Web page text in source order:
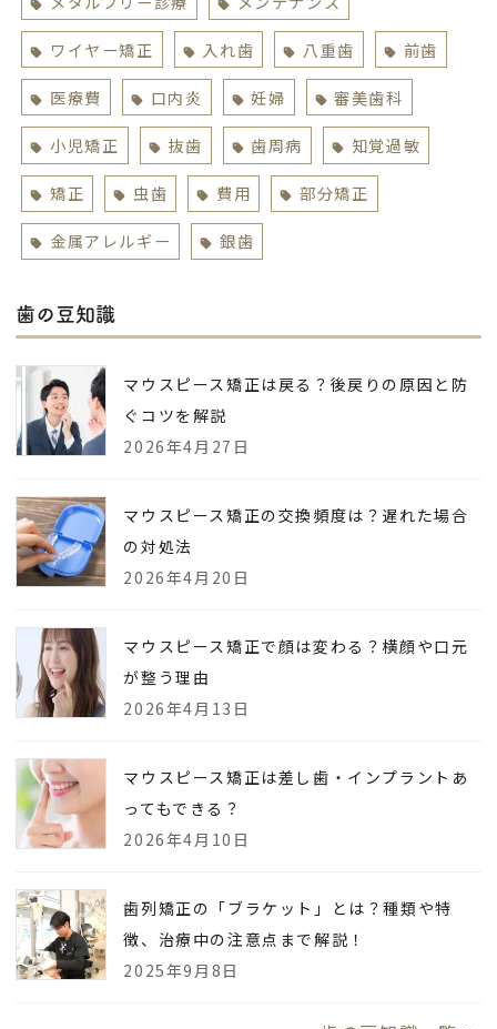
ワイヤー矯正 入れ歯 八重歯 前歯
医療費 口内炎 妊婦 審美歯科
小児矯正 抜歯 歯周病 知覚過敏
矯正 虫歯 費用 部分矯正
金属アレルギー 銀歯
歯の豆知識
マウスピース矯正は戻る？後戻りの原因と防
ぐコツを解説
2026年4月27日
マウスピース矯正の交換頻度は？遅れた場合
の対処法
2026年4月20日
マウスピース矯正で顔は変わる？横顔や口元
が整う理由
2026年4月13日
マウスピース矯正は差し歯・インプラントあ
ってもできる？
2026年4月10日
歯列矯正の「ブラケット」とは？種類や特
徴、治療中の注意点まで解説！
2025年9月8日